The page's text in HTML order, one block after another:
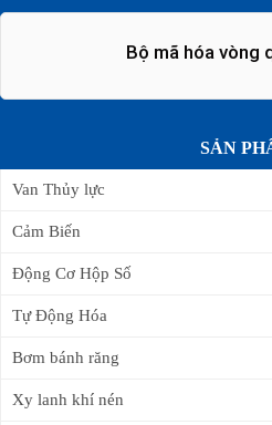
Bộ mã hóa vòng
SẢN
Van Thủy lực
Cảm Biến
Động Cơ Hộp Số
Tự Động Hóa
Bơm bánh răng
Xy lanh khí nén